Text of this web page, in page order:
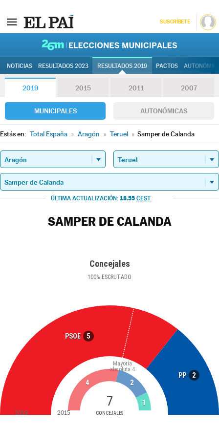
SUSCRÍBETE
NOTICIAS RESULTADOS 2023 RESULTADOS 2019 PACTOS
2019 2015 2011 2007
MUNICIPALES AUTONÓMICAS
Estás en: Total España » Aragón » Teruel » Samper de Calanda
ÚLTIMA ACTUALIZACIÓN: 18.55 CEST
SAMPER DE CALANDA
Concejales
100% ESCRUTADO
PSOE 5
PP 2
7
CONCEJALES
Mayoría
absoluta 4
4 2
1
2019 2015